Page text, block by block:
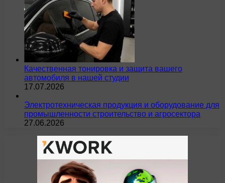
Качественная тонировка и защита вашего
автомобиля в нашей студии
17.07.2026
Электротехническая продукция и оборудование для
промышленности строительство и агросектора
27.06.2026